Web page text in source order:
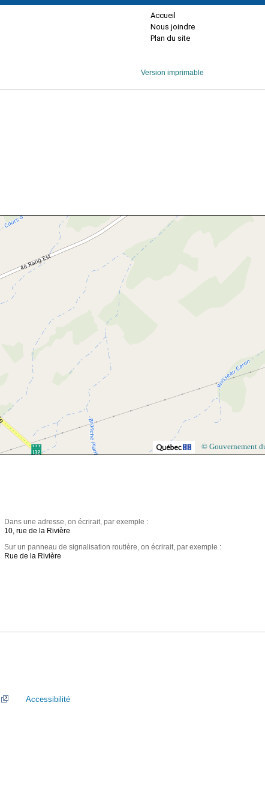
Accueil
Nous joindre
Plan du site
Version imprimable
© Gouvernement
Dans une adresse, on écrirait, par exemple :
10, rue de la Rivière
Sur un panneau de signalisation routière, on écrirait, par exemple :
Rue de la Rivière
Accessibilité